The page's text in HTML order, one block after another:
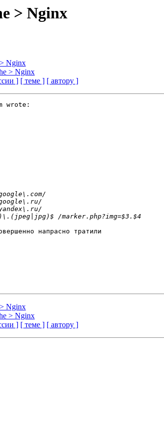
> Nginx
Nginx
> Nginx
] [ теме ] [ автору ]
wrote:
напрасно тратили
Nginx
> Nginx
] [ теме ] [ автору ]